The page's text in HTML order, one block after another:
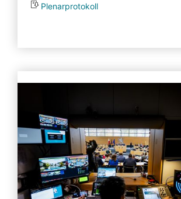
Plenarprotokoll